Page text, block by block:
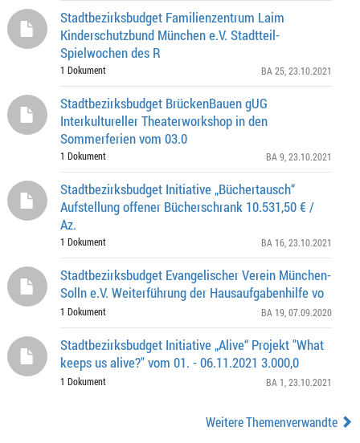
Stadtbezirksbudget Familienzentrum Laim
Kinderschutzbund München e.V. Stadtteil-
Spielwochen des R
1 Dokument BA 25 , 23.10.2021
Stadtbezirksbudget BrückenBauen gUG
Interkultureller Theaterworkshop in den
Sommerferien vom 03.0
1 Dokument BA 9 , 23.10.2021
Stadtbezirksbudget Initiative „Büchertausch“
Aufstellung offener Bücherschrank 10.531,50 € /
Az.
1 Dokument BA 16 , 23.10.2021
Stadtbezirksbudget Evangelischer Verein München-
Solln e.V. Weiterführung der Hausaufgabenhilfe vo
1 Dokument BA 19 , 07.09.2020
Stadtbezirksbudget Initiative „Alive“ Projekt "What
keeps us alive?" vom 01. - 06.11.2021 3.000,0
1 Dokument BA 1 , 23.10.2021
Weitere Themenverwandte